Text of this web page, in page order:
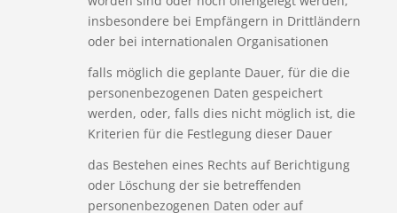
insbesondere bei Empfängern in Drittländern
oder bei internationalen Organisationen
falls möglich die geplante Dauer, für die die
personenbezogenen Daten gespeichert
werden, oder, falls dies nicht möglich ist, die
Kriterien für die Festlegung dieser Dauer
das Bestehen eines Rechts auf Berichtigung
oder Löschung der sie betreffenden
personenbezogenen Daten oder auf